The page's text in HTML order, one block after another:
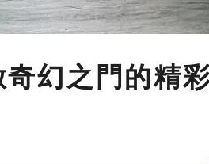
幻之門的精